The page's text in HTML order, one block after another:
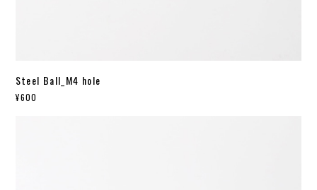
Steel Ball_M4 hole
¥600